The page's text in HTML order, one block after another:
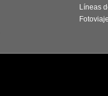
Líneas